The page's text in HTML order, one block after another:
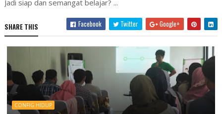
Jadi siap dan semangat belajar? ...
SHARE THIS Facebook Twitter Google+
CONFIG HIDUP